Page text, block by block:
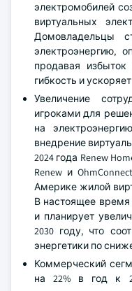
электромобилей
виртуальных
Домовладельцы
электроэнергию,
продавая
гибкость и
Увеличение
игроками для
на
внедрение
2024 года Renew
Renew и
Америке жилой
В настоящее время
и планирует
2030 году, что
энергетики по
Коммерческий
на 22% в год к